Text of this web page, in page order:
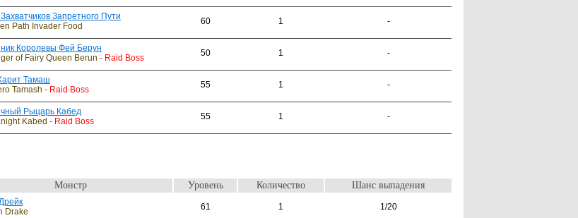
Запретного Пути
Path Invader Food
60 1 -
Королевы Фей Берун
of Fairy Queen Berun - Raid Boss 50 1 -
Тамаш
Tamash - Raid Boss 55 1 -
Рыцарь Кабед
Kabed - Raid Boss 55 1 -
Монстр Уровень Количество Шанс выпадения
Drake
61 1 1/20